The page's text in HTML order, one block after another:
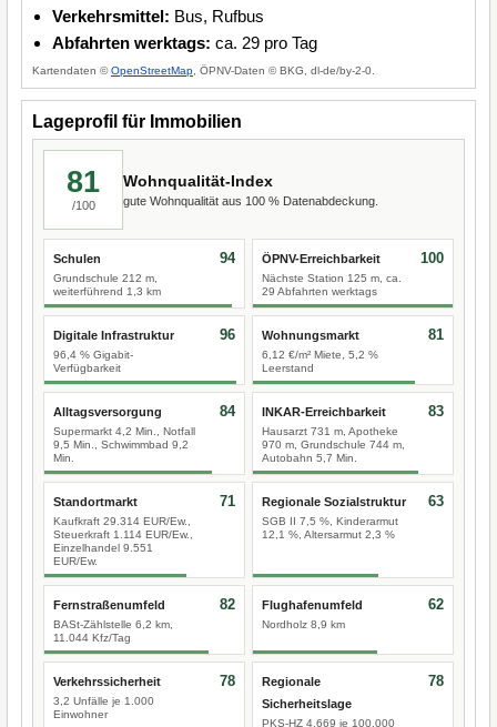
Verkehrsmittel: Bus, Rufbus
Abfahrten werktags: ca. 29 pro Tag
Kartendaten ©OpenStreetMap , ÖPNV-Daten © BKG, dl-de/by-2-0.
Lageprofil für Immobilien
81
/100
Wohnqualität-Index
gute Wohnqualität aus 100 % Datenabdeckung.
Schulen
Grundschule 212 m,
weiterführend 1,3 km
94 ÖPNV-Erreichbarkeit
Nächste Station 125 m, ca.
29 Abfahrten werktags
100
Digitale Infrastruktur
96,4 % Gigabit-
Verfügbarkeit
96 Wohnungsmarkt
6,12 €/m² Miete, 5,2 %
Leerstand
81
Alltagsversorgung
Supermarkt 4,2 Min., Notfall
9,5 Min., Schwimmbad 9,2
Min.
84 INKAR-Erreichbarkeit
Hausarzt 731 m, Apotheke
970 m, Grundschule 744 m,
Autobahn 5,7 Min.
83
Standortmarkt
Kaufkraft 29.314 EUR/Ew.,
Steuerkraft 1.114 EUR/Ew.,
Einzelhandel 9.551
EUR/Ew.
71 Regionale Sozialstruktur
SGB II 7,5 %, Kinderarmut
12,1 %, Altersarmut 2,3 %
63
Fernstraßenumfeld
BASt-Zählstelle 6,2 km,
11.044 Kfz/Tag
82 Flughafenumfeld
Nordholz 8,9 km
62
Verkehrssicherheit
3,2 Unfälle je 1.000
Einwohner
78
Regionale
Sicherheitslage
PKS-HZ 4.669 je 100.000
78